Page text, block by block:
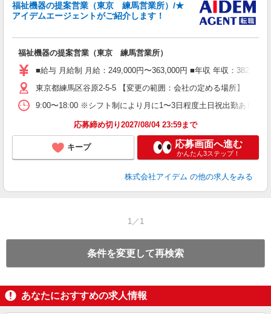
福祉機器の提案営業（東京 練馬営業所）/★
アイデムエージェントがご紹介します！
福祉機器の提案営業（東京 練馬営業所）
■給与 月給制 月給：249,000円〜363,000円 ■年収 年収：382万
東京都練馬区谷原2-5-5 【変更の範囲：会社の定める場所】
9:00〜18:00 ※シフト制により月に1〜3日程度土日祝出勤あり
応募締め切り2027/08/04 23:59まで
キープ 応募画面へ進む
かんたん3ステップ！
株式会社アイデム の他の求人をみる
1／1
条件を変更して再検索
あなたにおすすめの求人情報